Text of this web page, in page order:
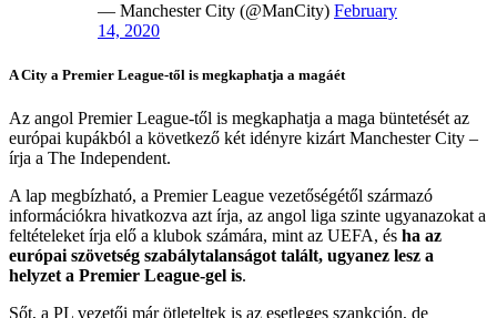
— Manchester City (@ManCity) February
14, 2020
A City a Premier League-től is megkaphatja a magáét
Az angol Premier League-től is megkaphatja a maga büntetését az
európai kupákból a következő két idényre kizárt Manchester City –
írja a The Independent.
A lap megbízható, a Premier League vezetőségétől származó
információkra hivatkozva azt írja, az angol liga szinte ugyanazokat a
feltételeket írja elő a klubok számára, mint az UEFA, és ha az
európai szövetség szabálytalanságot talált, ugyanez lesz a
helyzet a Premier League-gel is.
Sőt, a PL vezetői már ötleteltek is az esetleges szankción, de